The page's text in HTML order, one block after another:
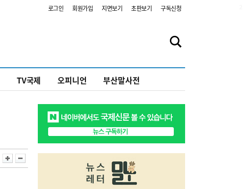
로그인 회원가입 지면보기 초판보기 구독신청
TV국제 오피니언 부산말사전